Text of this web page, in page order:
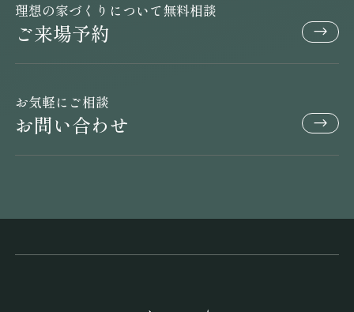
理想の家づくりについて無料相談
ご来場予約
お気軽にご相談
お問い合わせ